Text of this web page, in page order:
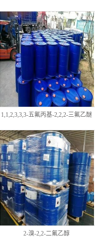
1,1,2,3,3,3-五氟丙基-2,2,2-三氟乙醚
2-溴-2,2-二氟乙醇